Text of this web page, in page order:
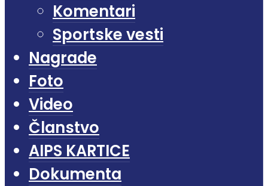
Komentari
Sportske vesti
Nagrade
Foto
Video
Članstvo
AIPS KARTICE
Dokumenta